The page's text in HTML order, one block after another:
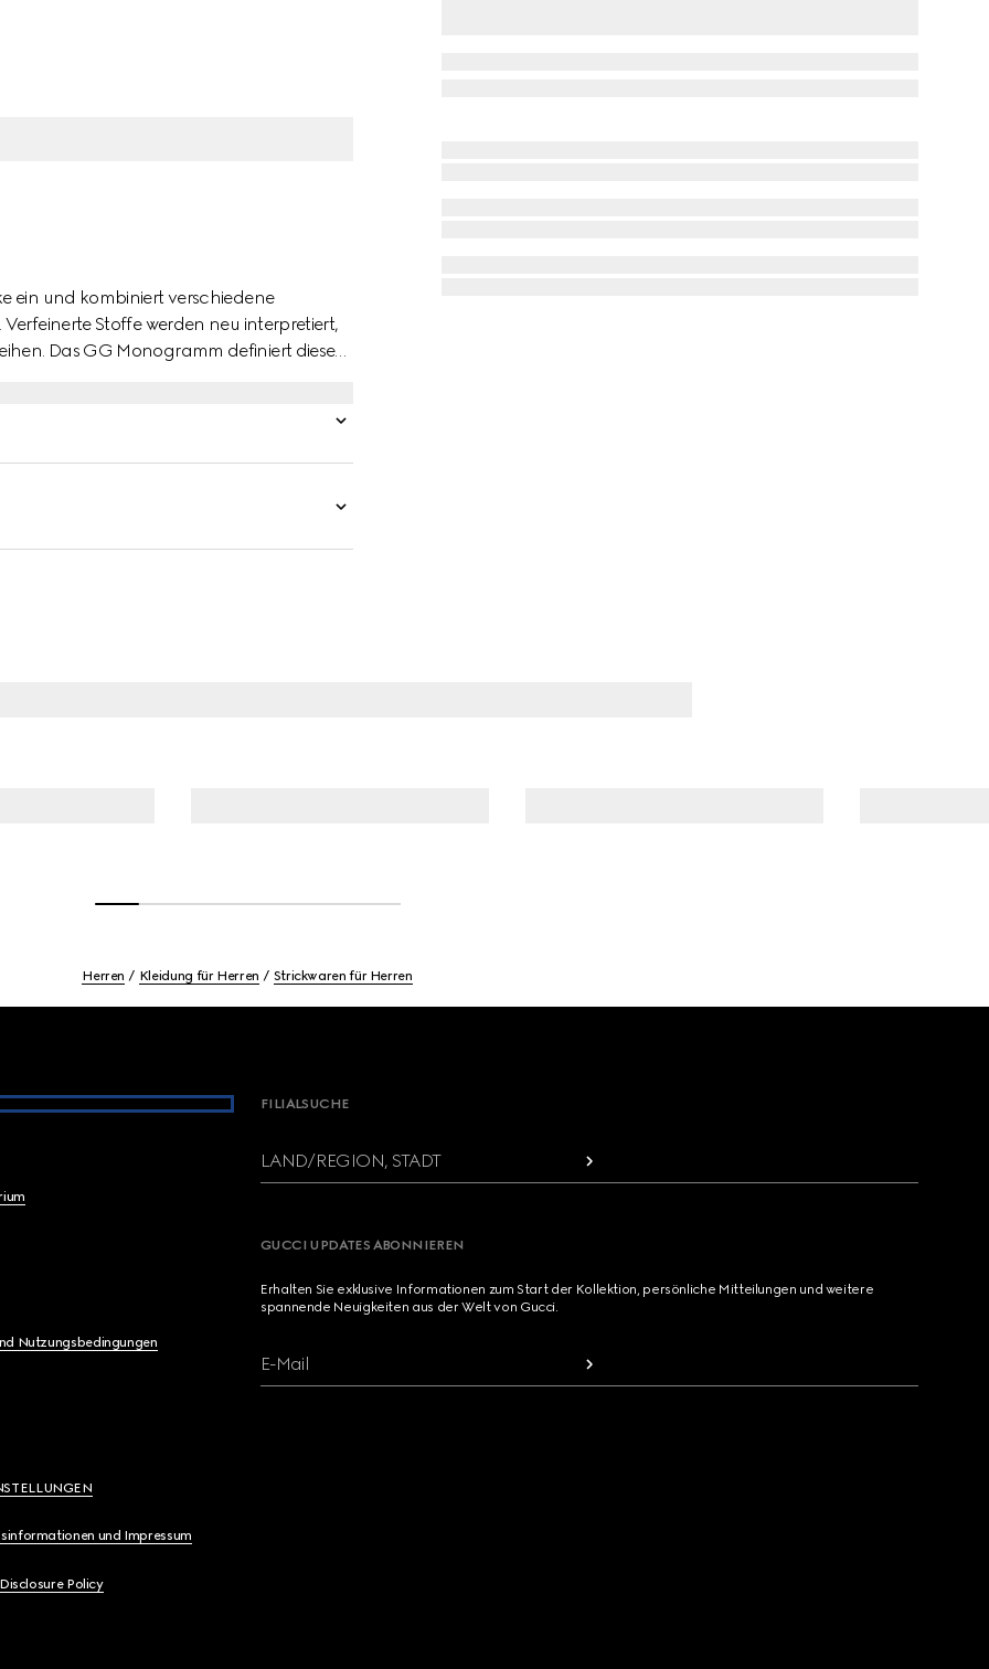
ein und kombiniert verschiedene
Stoffe werden neu interpretiert,
Das GG Monogramm definiert dieses
Herren Kleidung für Herren Strickwaren für Herren
Nutzungsbedingungen
und Impressum
Policy
FILIALSUCHE
LAND/REGION, STADT
GUCCI UPDATES ABONNIEREN
Erhalten Sie exklusive Informationen zum Start der Kollektion, persönliche Mitteilungen und weitere
spannende Neuigkeiten aus der Welt von Gucci.
E-Mail